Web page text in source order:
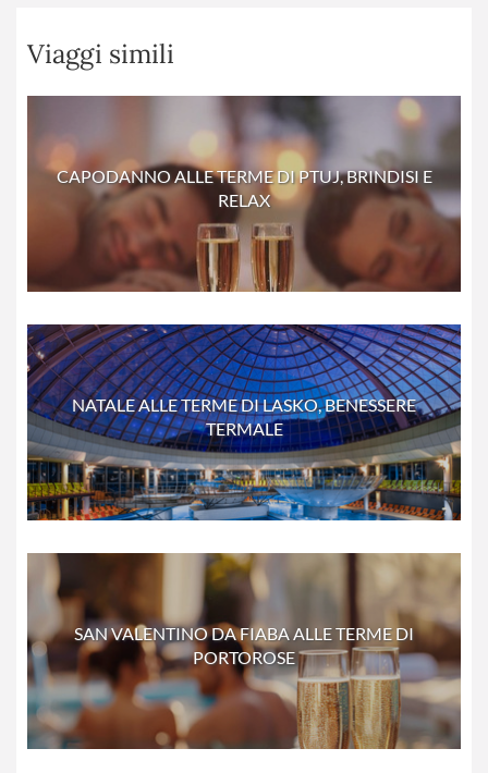
Viaggi simili
CAPODANNO ALLE TERME DI PTUJ, BRINDISI E
RELAX
NATALE ALLE TERME DI LASKO, BENESSERE
TERMALE
SAN VALENTINO DA FIABA ALLE TERME DI
PORTOROSE